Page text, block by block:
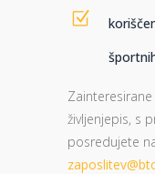
življenjepis, s
posredujete